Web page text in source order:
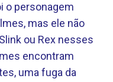
o personagem
mas ele não
ou Rex nesses
encontram
uma fuga da